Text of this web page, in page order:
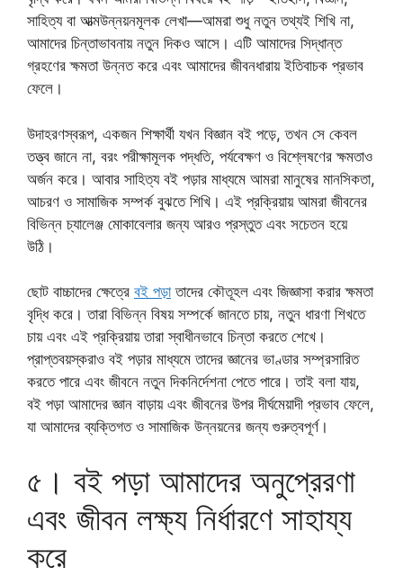
সাহিত্য বা আত্মউন্নয়নমূলক লেখা—আমরা শুধু নতুন তথ্যই শিখি না,
আমাদের চিন্তাভাবনায় নতুন দিকও আসে। এটি আমাদের সিদ্ধান্ত
গ্রহণের ক্ষমতা উন্নত করে এবং আমাদের জীবনধারায় ইতিবাচক প্রভাব
ফেলে।
উদাহরণস্বরূপ, একজন শিক্ষার্থী যখন বিজ্ঞান বই পড়ে, তখন সে কেবল
তত্ত্ব জানে না, বরং পরীক্ষামূলক পদ্ধতি, পর্যবেক্ষণ ও বিশ্লেষণের ক্ষমতাও
অর্জন করে। আবার সাহিত্য বই পড়ার মাধ্যমে আমরা মানুষের মানসিকতা,
আচরণ ও সামাজিক সম্পর্ক বুঝতে শিখি। এই প্রক্রিয়ায় আমরা জীবনের
বিভিন্ন চ্যালেঞ্জ মোকাবেলার জন্য আরও প্রস্তুত এবং সচেতন হয়ে
উঠি।
ছোট বাচ্চাদের ক্ষেত্রে বই পড়াতাদের কৌতূহল এবং জিজ্ঞাসা করার ক্ষমতা
বৃদ্ধি করে। তারা বিভিন্ন বিষয় সম্পর্কে জানতে চায়, নতুন ধারণা শিখতে
চায় এবং এই প্রক্রিয়ায় তারা স্বাধীনভাবে চিন্তা করতে শেখে।
প্রাপ্তবয়স্করাও বই পড়ার মাধ্যমে তাদের জ্ঞানের ভাণ্ডার সম্প্রসারিত
করতে পারে এবং জীবনে নতুন দিকনির্দেশনা পেতে পারে। তাই বলা যায়,
বই পড়া আমাদের জ্ঞান বাড়ায় এবং জীবনের উপর দীর্ঘমেয়াদী প্রভাব ফেলে,
যা আমাদের ব্যক্তিগত ও সামাজিক উন্নয়নের জন্য গুরুত্বপূর্ণ।
৫। বই পড়া আমাদের অনুপ্রেরণা
এবং জীবন লক্ষ্য নির্ধারণে সাহায্য
করে